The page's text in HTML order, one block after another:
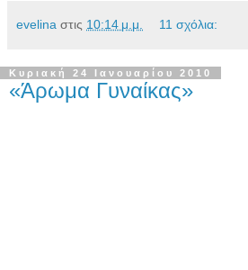
evelina στις 10:14 μ.μ. 11 σχόλια:
Κυριακή 24 Ιανουαρίου 2010
«Άρωμα Γυναίκας»